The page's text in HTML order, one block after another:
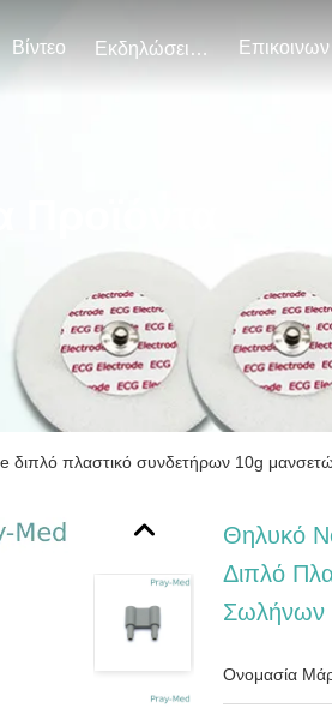
Βίντεο Εκδηλώσεις
Προϊόντα
διπλό πλαστικό συνδετήρων 10g
Θηλυκό
Διπλό
Σωλήνων
Ονομασία